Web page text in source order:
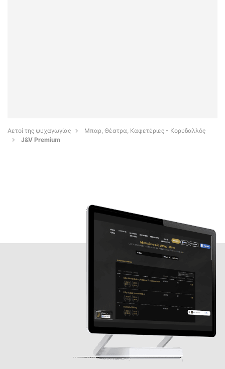
Αετοί της ψυχαγωγίας
Μπαρ, Θέατρα, Καφετέριες - Κορυδαλλός
J&V Premium